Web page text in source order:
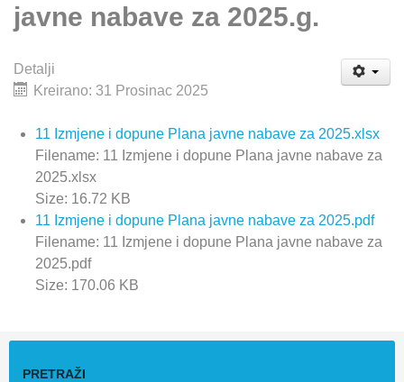
javne nabave za 2025.g.
Detalji
Kreirano: 31 Prosinac 2025
11 Izmjene i dopune Plana javne nabave za 2025.xlsx
Filename: 11 Izmjene i dopune Plana javne nabave za
2025.xlsx
Size: 16.72 KB
11 Izmjene i dopune Plana javne nabave za 2025.pdf
Filename: 11 Izmjene i dopune Plana javne nabave za
2025.pdf
Size: 170.06 KB
PRETRAŽI